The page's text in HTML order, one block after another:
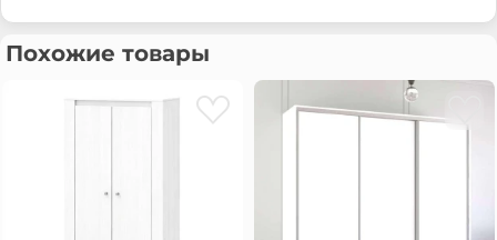
Похожие товары